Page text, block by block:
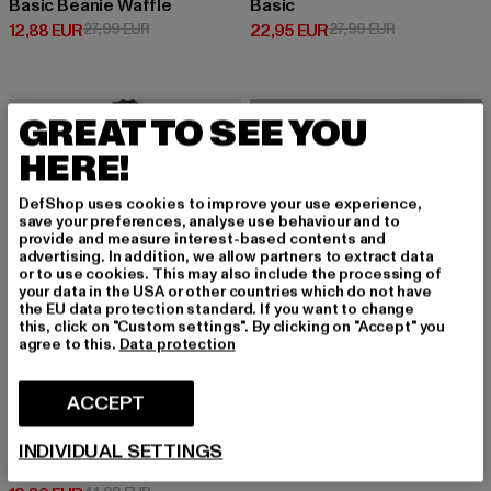
Basic Beanie Waffle
12,88 EUR
Prix courant: 12,88 EUR
27,99 EURPrix en promotion: 27,99 EUR
Basic
22,95 EUR
Prix courant: 22,95 EUR
27,99 EURPrix en
-56%
FAST AND BRIGHT
-35%
GREAT TO SEE YOU
HERE!
DefShop uses cookies to improve your use experience,
save your preferences, analyse use behaviour and to
provide and measure interest-based contents and
advertising. In addition, we allow partners to extract data
or to use cookies. This may also include the processing of
your data in the USA or other countries which do not have
the EU data protection standard. If you want to change
this, click on "Custom settings". By clicking on "Accept" you
agree to this. Data protection
ACCEPT
INDIVIDUAL SETTINGS